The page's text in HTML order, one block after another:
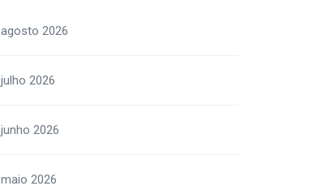
agosto 2026
julho 2026
junho 2026
maio 2026